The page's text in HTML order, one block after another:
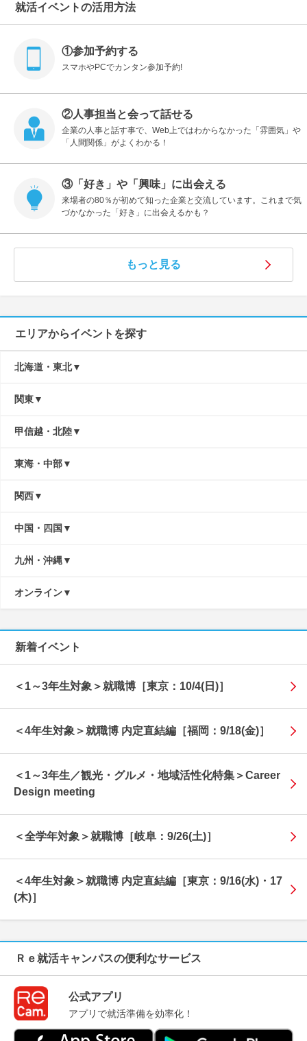
就活イベントの活用方法
①参加予約する
スマホやPCでカンタン参加予約!
②人事担当と会って話せる
企業の人事と話す事で、Web上ではわからなかった「雰囲気」や
「人間関係」がよくわかる！
③「好き」や「興味」に出会える
来場者の80％が初めて知った企業と交流しています。これまで気
づかなかった「好き」に出会えるかも？
もっと見る
エリアからイベントを探す
北海道・東北
関東
甲信越・北陸
東海・中部
関西
中国・四国
九州・沖縄
オンライン
新着イベント
＜1～3年生対象＞就職博［東京：10/4(日)］
＜4年生対象＞就職博 内定直結編［福岡：9/18(金)］
＜1～3年生／観光・グルメ・地域活性化特集＞Career
Design meeting
＜全学年対象＞就職博［岐阜：9/26(土)］
＜4年生対象＞就職博 内定直結編［東京：9/16(水)・17
(木)］
公式アプリ
アプリで就活準備を効率化！